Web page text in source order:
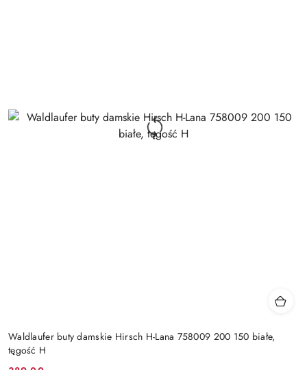
Waldlaufer buty damskie Hirsch H-Lana 758009 200 150 białe,
tęgość H